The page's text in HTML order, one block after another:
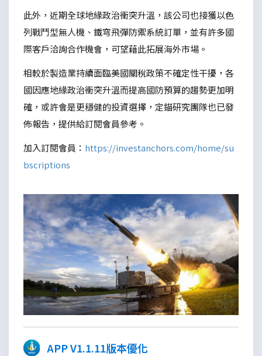
此外，近期全球地緣政治衝突升溫，該公司也接獲以色
列戰鬥型無人機、鐵穹飛彈防禦系統訂單，並有許多國
際客戶洽詢合作機會，可望藉此拓展海外市場。
相較於製造業持續面臨美國關稅政策不確定性干擾，各
國因應地緣政治衝突升溫而提高國防預算的趨勢更加明
確，或許會是更穩健的投資選擇，定錨研究團隊也已發
佈報告，提供給訂閱會員參考。
加入訂閱會員： https://investanchors.com/home/su
bscriptions
APP V1.1.11版本優化